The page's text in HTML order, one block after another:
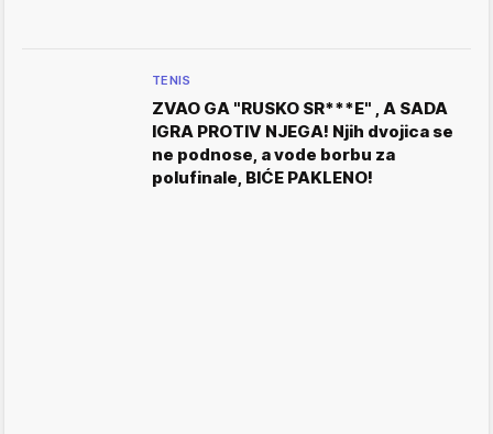
TENIS
ZVAO GA "RUSKO SR***E" , A SADA
IGRA PROTIV NJEGA! Njih dvojica se
ne podnose, a vode borbu za
polufinale, BIĆE PAKLENO!